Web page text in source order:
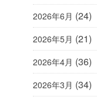
2026年6月 (24)
2026年5月 (21)
2026年4月 (36)
2026年3月 (34)